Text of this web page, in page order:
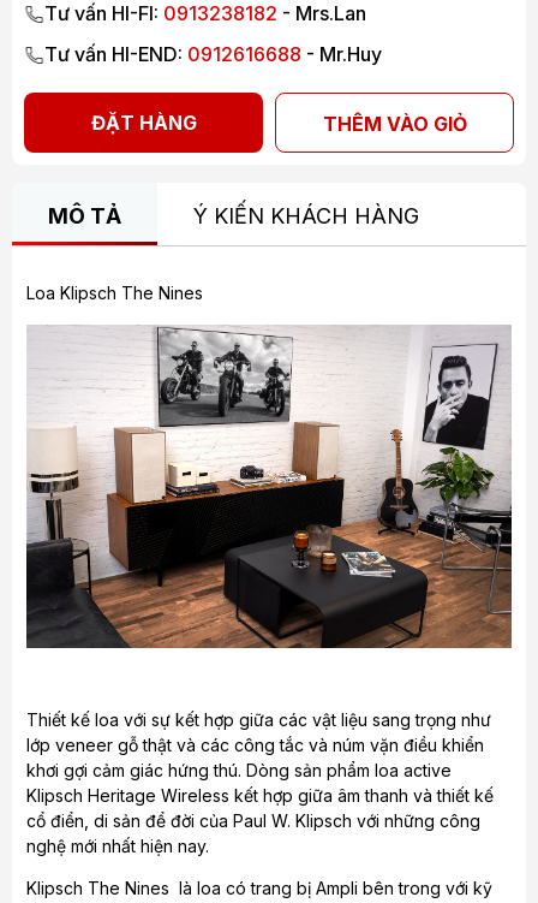
Tư vấn HI-FI: 0913238182 - Mrs.Lan
Tư vấn HI-END: 0912616688 - Mr.Huy
ĐẶT HÀNG THÊM VÀO GIỎ
MÔ TẢ Ý KIẾN KHÁCH HÀNG
Loa Klipsch The Nines
Thiết kế loa với sự kết hợp giữa các vật liệu sang trọng như
lớp veneer gỗ thật và các công tắc và núm vặn điều khiển
khơi gợi cảm giác hứng thú. Dòng sản phẩm loa active
Klipsch Heritage Wireless kết hợp giữa âm thanh và thiết kế
cổ điển, di sản để đời của Paul W. Klipsch với những công
nghệ mới nhất hiện nay.
Klipsch The Nines là loa có trang bị Ampli bên trong với kỹ